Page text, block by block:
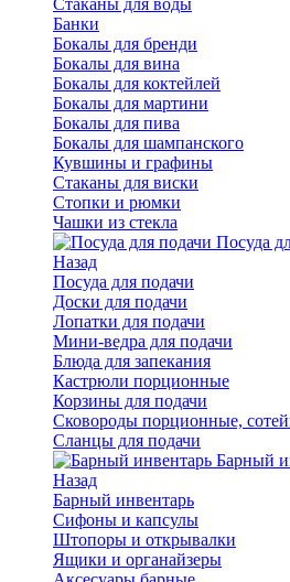
Банки
Бокалы для бренди
Бокалы для вина
Бокалы для коктейлей
Бокалы для мартини
Бокалы для пива
Бокалы для шампанского
Кувшины и графины
Стаканы для виски
Стопки и рюмки
Чашки из стекла
Посуда
Назад
Посуда для подачи
Доски для подачи
Лопатки для подачи
Мини-ведра для подачи
Блюда для запекания
Кастрюли порционные
Корзины для подачи
Сковороды порционные,
Сланцы для подачи
Барный
Назад
Барный инвентарь
Сифоны и капсулы
Штопоры и открывалки
Ящики и органайзеры